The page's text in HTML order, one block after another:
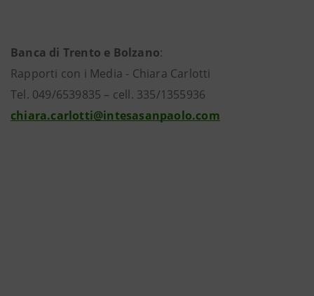
Banca di Trento e Bolzano:
Rapporti con i Media - Chiara Carlotti
Tel. 049/6539835 – cell. 335/1355936
chiara.carlotti@intesasanpaolo.com